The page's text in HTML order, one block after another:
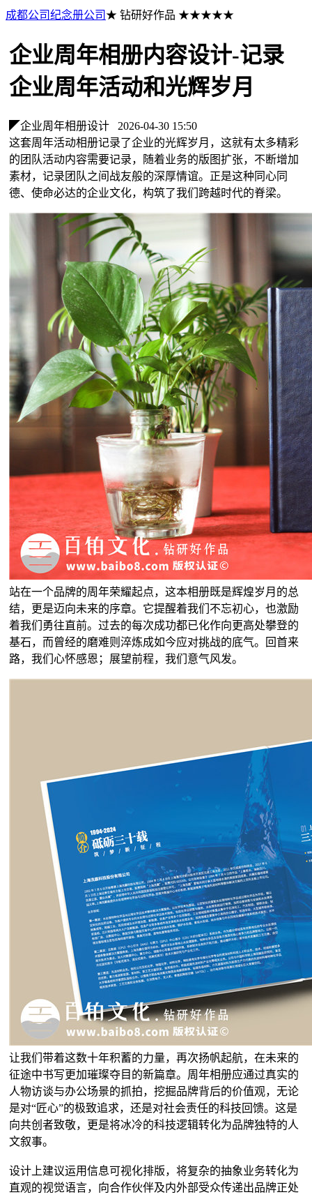
成都公司纪念册公司 ★ 钻研好作品 ★★★★★
企业周年相册内容设计-记录
企业周年活动和光辉岁月
◤企业周年相册设计
2026-04-30 15:50
这套周年活动相册记录了企业的光辉岁月，这就有太多精彩
的团队活动内容需要记录，随着业务的版图扩张，不断增加
素材，记录团队之间战友般的深厚情谊。正是这种同心同
德、使命必达的企业文化，构筑了我们跨越时代的脊梁。
站在一个品牌的周年荣耀起点，这本相册既是辉煌岁月的总
结，更是迈向未来的序章。它提醒着我们不忘初心，也激励
着我们勇往直前。过去的每次成功都已化作向更高处攀登的
基石，而曾经的磨难则淬炼成如今应对挑战的底气。回首来
路，我们心怀感恩；展望前程，我们意气风发。
让我们带着这数十年积蓄的力量，再次扬帆起航，在未来的
征途中书写更加璀璨夺目的新篇章。周年相册应通过真实的
人物访谈与办公场景的抓拍，挖掘品牌背后的价值观，无论
是对“匠心”的极致追求，还是对社会责任的科技回馈。这是
向共创者致敬，更是将冰冷的科技逻辑转化为品牌独特的人
文叙事。
设计上建议运用信息可视化排版，将复杂的抽象业务转化为
直观的视觉语言，向合作伙伴及内外部受众传递出品牌正处